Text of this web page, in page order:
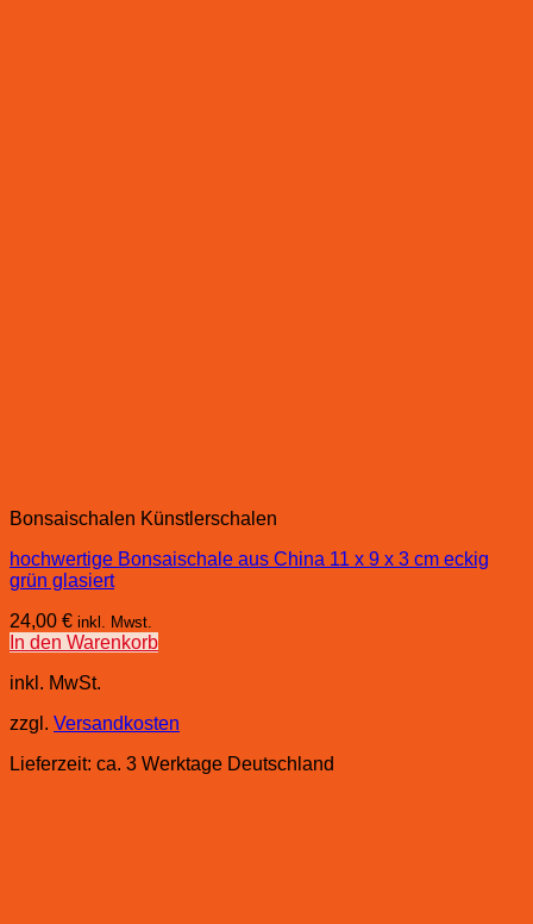
Bonsaischalen Künstlerschalen
hochwertige Bonsaischale aus China 11 x 9 x 3 cm eckig
grün glasiert
24,00 € inkl. Mwst.
In den Warenkorb
inkl. MwSt.
zzgl. Versandkosten
Lieferzeit: ca. 3 Werktage Deutschland